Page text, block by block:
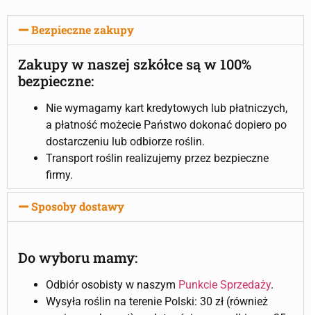
Bezpieczne zakupy
Zakupy w naszej szkółce są w 100%
bezpieczne:
Nie wymagamy kart kredytowych lub płatniczych,
a płatność możecie Państwo dokonać dopiero po
dostarczeniu lub odbiorze roślin.
Transport roślin realizujemy przez bezpieczne
firmy.
Sposoby dostawy
Do wyboru mamy:
Odbiór osobisty w naszym Punkcie Sprzedaży.
Wysyła roślin na terenie Polski: 30 zł (również